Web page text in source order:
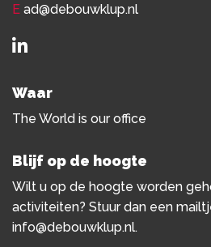
E ad@debouwklup.nl
Waar
The World is our office
Blijf op de hoogte
Wilt u op de hoogte worden
activiteiten? Stuur dan een
info@debouwklup.nl.